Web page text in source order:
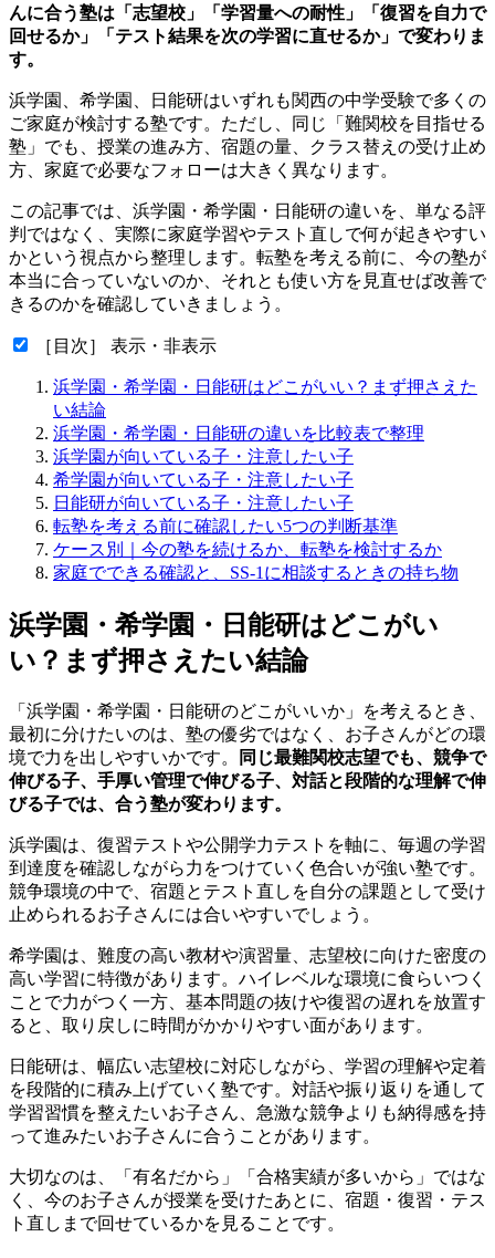
んに合う塾は「志望校」「学習量への耐性」「復習を自力で
回せるか」「テスト結果を次の学習に直せるか」で変わりま
す。
浜学園、希学園、日能研はいずれも関西の中学受験で多くの
ご家庭が検討する塾です。ただし、同じ「難関校を目指せる
塾」でも、授業の進み方、宿題の量、クラス替えの受け止め
方、家庭で必要なフォローは大きく異なります。
この記事では、浜学園・希学園・日能研の違いを、単なる評
判ではなく、実際に家庭学習やテスト直しで何が起きやすい
かという視点から整理します。転塾を考える前に、今の塾が
本当に合っていないのか、それとも使い方を見直せば改善で
きるのかを確認していきましょう。
［目次］ 表示・非表示
浜学園・希学園・日能研はどこがいい？まず押さえた
い結論
浜学園・希学園・日能研の違いを比較表で整理
浜学園が向いている子・注意したい子
希学園が向いている子・注意したい子
日能研が向いている子・注意したい子
転塾を考える前に確認したい5つの判断基準
ケース別｜今の塾を続けるか、転塾を検討するか
家庭でできる確認と、SS-1に相談するときの持ち物
浜学園・希学園・日能研はどこがい
い？まず押さえたい結論
「浜学園・希学園・日能研のどこがいいか」を考えるとき、
最初に分けたいのは、塾の優劣ではなく、お子さんがどの環
境で力を出しやすいかです。
同じ最難関校志望でも、競争で
伸びる子、手厚い管理で伸びる子、対話と段階的な理解で伸
びる子では、合う塾が変わります。
浜学園は、復習テストや公開学力テストを軸に、毎週の学習
到達度を確認しながら力をつけていく色合いが強い塾です。
競争環境の中で、宿題とテスト直しを自分の課題として受け
止められるお子さんには合いやすいでしょう。
希学園は、難度の高い教材や演習量、志望校に向けた密度の
高い学習に特徴があります。ハイレベルな環境に食らいつく
ことで力がつく一方、基本問題の抜けや復習の遅れを放置す
ると、取り戻しに時間がかかりやすい面があります。
日能研は、幅広い志望校に対応しながら、学習の理解や定着
を段階的に積み上げていく塾です。対話や振り返りを通して
学習習慣を整えたいお子さん、急激な競争よりも納得感を持
って進みたいお子さんに合うことがあります。
大切なのは、「有名だから」「合格実績が多いから」ではな
く、今のお子さんが授業を受けたあとに、宿題・復習・テス
ト直しまで回せているかを見ることです。